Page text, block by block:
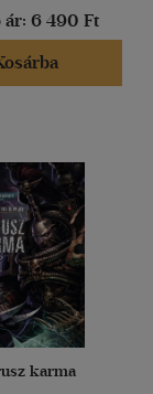
ár: 6 490 Ft
karma